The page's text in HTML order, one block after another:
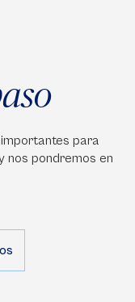
para
nos pondremos en